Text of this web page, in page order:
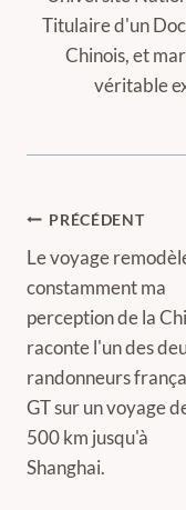
Titulaire d'un
Chinois, et
véritable
Navigation
de
l’article
PRÉCÉDENT
Le voyage
constamment ma
perception de la
raconte l'un des
randonneurs
GT sur un voyage
500 km jusqu'à
Shanghai.